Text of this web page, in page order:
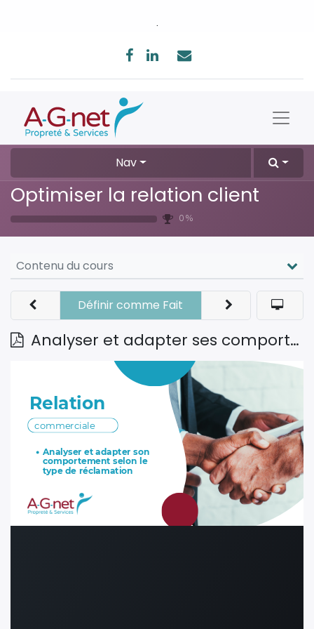
Nav
Optimiser la relation client
0 %
Contenu du cours
Analyser et adapter ses comportements selon le type de réclamation
Définir comme Fait